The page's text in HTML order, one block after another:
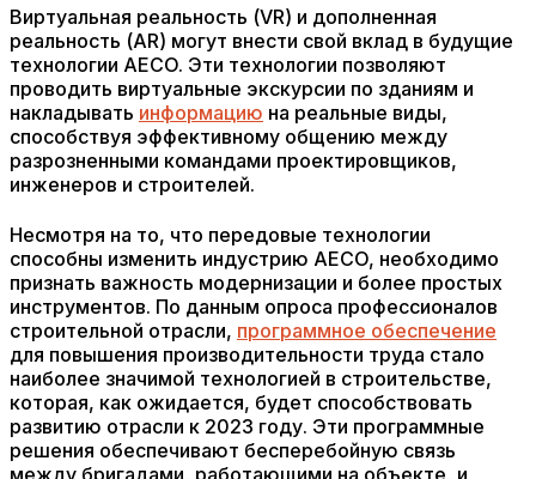
Виртуальная реальность (VR) и дополненная
реальность (AR) могут внести свой вклад в будущие
технологии AECO. Эти технологии позволяют
проводить виртуальные экскурсии по зданиям и
накладывать информацию на реальные виды,
способствуя эффективному общению между
разрозненными командами проектировщиков,
инженеров и строителей.
Несмотря на то, что передовые технологии
способны изменить индустрию AECO, необходимо
признать важность модернизации и более простых
инструментов. По данным опроса профессионалов
строительной отрасли, программное обеспечение
для повышения производительности труда стало
наиболее значимой технологией в строительстве,
которая, как ожидается, будет способствовать
развитию отрасли к 2023 году. Эти программные
решения обеспечивают бесперебойную связь
между бригадами, работающими на объекте, и